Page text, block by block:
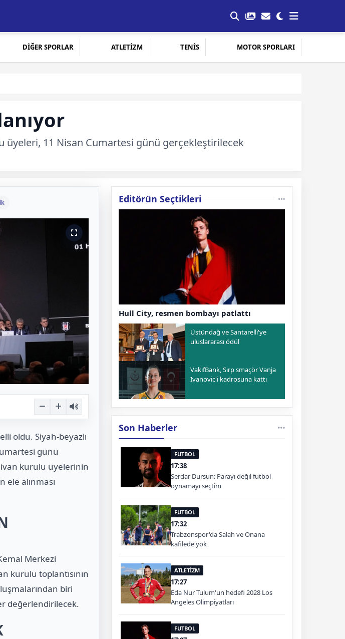
DİĞER SPORLAR ATLETİZM TENİS MOTOR SPORLARI
üyeleri, 11 Nisan Cumartesi günü gerçekleştirilecek
oldu. Siyah-beyazlı
günü
kurulu üyelerinin
ele alınması
Merkezi
kurulu toplantısının
biri
değerlendirilecek.
Editörün Seçtikleri
Hull City, resmen bombayı patlattı
Üstündağ ve Santarelli'ye
uluslararası ödül
VakıfBank, Sırp smaçör Vanja
Ivanovic'i kadrosuna kattı
Son Haberler
FUTBOL
17:38
Serdar Dursun: Parayı değil futbol
oynamayı seçtim
FUTBOL
17:32
Trabzonspor'da Salah ve Onana
kafilede yok
ATLETİZM
17:27
Eda Nur Tulum'un hedefi 2028 Los
Angeles Olimpiyatları
FUTBOL